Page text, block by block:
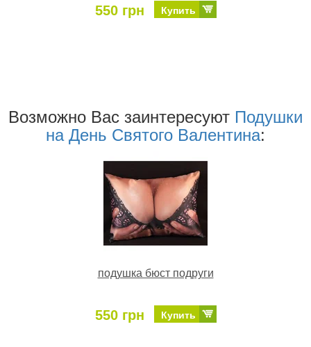
550 грн Купить
Возможно Ваc заинтересуют Подушки
на День Святого Валентина:
подушка бюст подруги
550 грн Купить